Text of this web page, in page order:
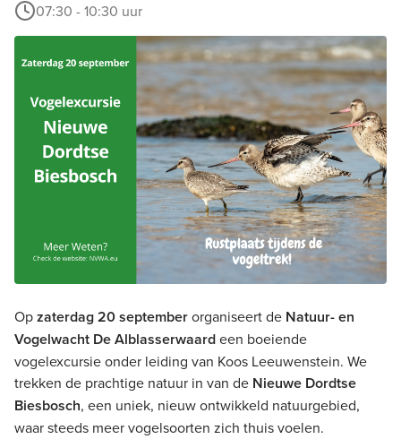
07:30 - 10:30 uur
Opzaterdag 20 septemberorganiseert de Natuur- en
Vogelwacht De Alblasserwaardeen boeiende
vogelexcursie onder leiding van Koos Leeuwenstein. We
trekken de prachtige natuur in van de Nieuwe Dordtse
Biesbosch, een uniek, nieuw ontwikkeld natuurgebied,
waar steeds meer vogelsoorten zich thuis voelen.